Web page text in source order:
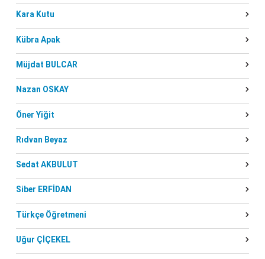
Kara Kutu
Kübra Apak
Müjdat BULCAR
Nazan OSKAY
Öner Yiğit
Rıdvan Beyaz
Sedat AKBULUT
Siber ERFİDAN
Türkçe Öğretmeni
Uğur ÇİÇEKEL